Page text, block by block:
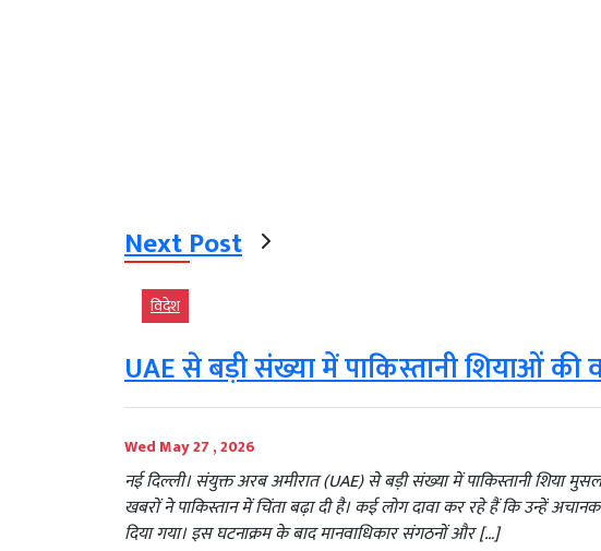
Next Post
विदेश
UAE से बड़ी संख्या में पाकिस्तानी शियाओं की
Wed May 27 , 2026
नई दिल्ली। संयुक्त अरब अमीरात (UAE) से बड़ी संख्या में पाकिस्तानी शिया
खबरों ने पाकिस्तान में चिंता बढ़ा दी है। कई लोग दावा कर रहे हैं कि उन्हें
दिया गया। इस घटनाक्रम के बाद मानवाधिकार संगठनों और […]